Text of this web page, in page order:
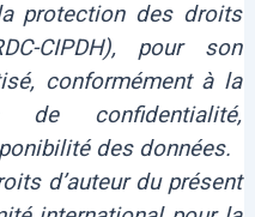
protection des droits
CIPDH), pour son
conformément à la
de confidentialité,
des données.
d’auteur du présent